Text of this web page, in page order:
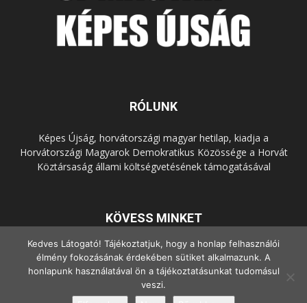
RÓLUNK
Képes Újság, horvátországi magyar hetilap, kiadja a
Horvátországi Magyarok Demokratikus Közössége a Horvát
Köztársaság állami költségvetésének támogatásával
KÖVESS MINKET
Kedves Látogató! Tájékoztatjuk, hogy a honlap felhasználói
élmény fokozásának érdekében sütiket alkalmazunk. A
honlapunk használatával ön a tájékoztatásunkat tudomásul
veszi.